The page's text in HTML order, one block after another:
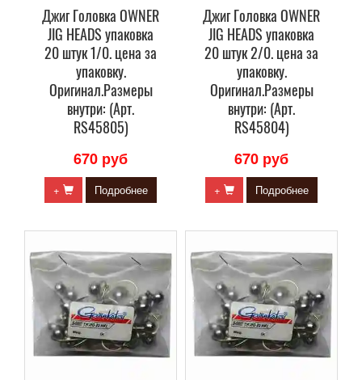
Джиг Головка OWNER
JIG HEADS упаковка
20 штук 1/0. цена за
упаковку.
Оригинал.Размеры
внутри: (Арт.
RS45805)
670 руб
+ Подробнее
Джиг Головка OWNER
JIG HEADS упаковка
20 штук 2/0. цена за
упаковку.
Оригинал.Размеры
внутри: (Арт.
RS45804)
670 руб
+ Подробнее